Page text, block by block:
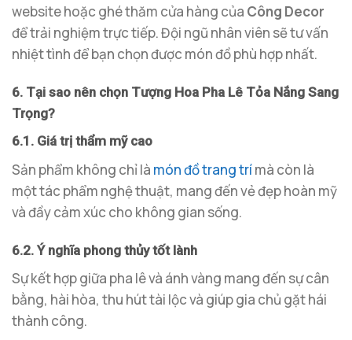
website hoặc ghé thăm cửa hàng của Công Decor
để trải nghiệm trực tiếp. Đội ngũ nhân viên sẽ tư vấn
nhiệt tình để bạn chọn được món đồ phù hợp nhất.
6. Tại sao nên chọn Tượng Hoa Pha Lê Tỏa Nắng Sang
Trọng?
6.1. Giá trị thẩm mỹ cao
Sản phẩm không chỉ là món đồ trang trímà còn là
một tác phẩm nghệ thuật, mang đến vẻ đẹp hoàn mỹ
và đầy cảm xúc cho không gian sống.
6.2. Ý nghĩa phong thủy tốt lành
Sự kết hợp giữa pha lê và ánh vàng mang đến sự cân
bằng, hài hòa, thu hút tài lộc và giúp gia chủ gặt hái
thành công.